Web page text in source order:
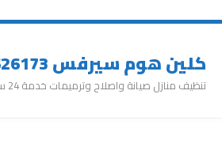
كلين هوم سيرفس 0543626173
تنظيف منازل صيانة واصلاح وترميمات خدمة 24 ساعة عمالة مميزة